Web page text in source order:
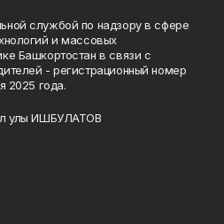
службой по надзору в сфере
и массовых
Башкортостан в связи с
- регистрационный номер
2025 года.
улы ИШБУЛАТОВ